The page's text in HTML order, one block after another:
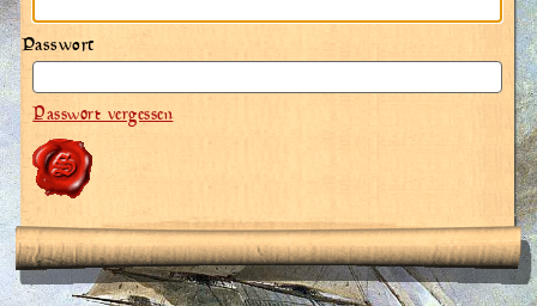
Passwort
Passwort vergessen